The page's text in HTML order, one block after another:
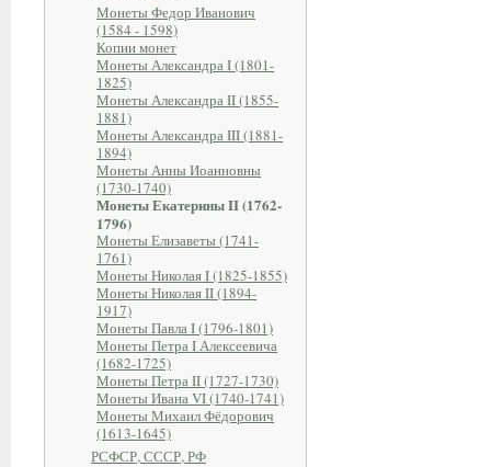
Монеты Федор Иванович
(1584 - 1598)
Копии монет
Монеты Александра I (1801-
1825)
Монеты Александра II (1855-
1881)
Монеты Александра III (1881-
1894)
Монеты Анны Иоанновны
(1730-1740)
Монеты Екатерины II (1762-
1796)
Монеты Елизаветы (1741-
1761)
Монеты Николая I (1825-1855)
Монеты Николая II (1894-
1917)
Монеты Павла I (1796-1801)
Монеты Петра I Алексеевича
(1682-1725)
Монеты Петра II (1727-1730)
Монеты Ивана VI (1740-1741)
Монеты Михаил Фёдорович
(1613-1645)
РСФСР, СССР, РФ